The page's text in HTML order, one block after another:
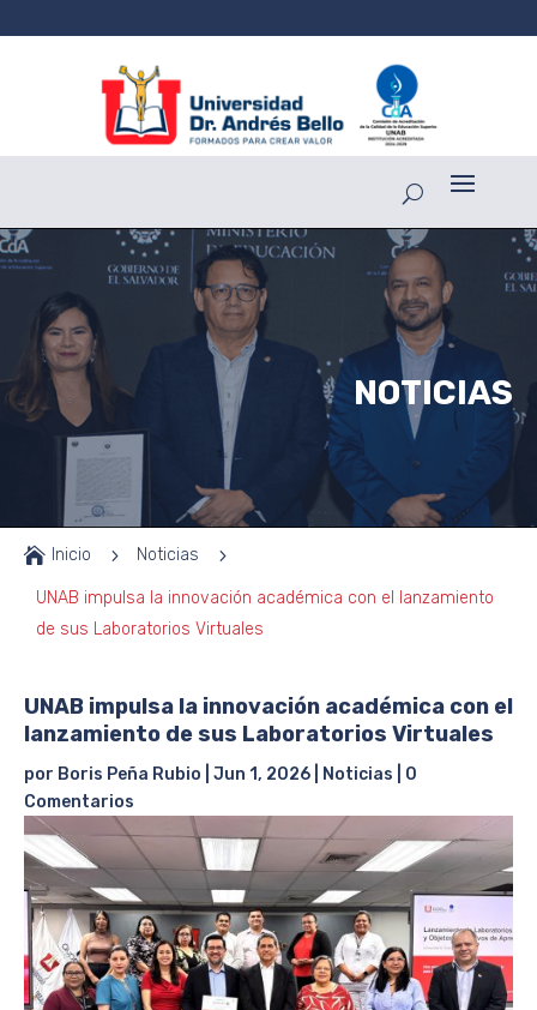
NOTICIAS
 Inicio 5 Noticias 5
UNAB impulsa la innovación académica con el lanzamiento
de sus Laboratorios Virtuales
UNAB impulsa la innovación académica con el
lanzamiento de sus Laboratorios Virtuales
por Boris Peña Rubio Jun 1, 2026 Noticias
0
Comentarios